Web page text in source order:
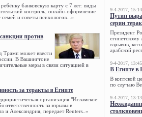
банковскую карту с 7 лет: виды
контроль, онлайн-оформление
и советы психологов...»
против
может ввести
В Вашингтоне
меры в связи ситуацией в
за теракты в Египте
организация "Исламское
ответственность за взрывы в
и Александрия, передает Reuters..»
9-4-2017, 15:14
Путин
серии
Президент
египетскому
взрывов,
арабской
9-4-2017, 13:45
В Египте в
В коптской
по случаю
9-4-2017, 13:13